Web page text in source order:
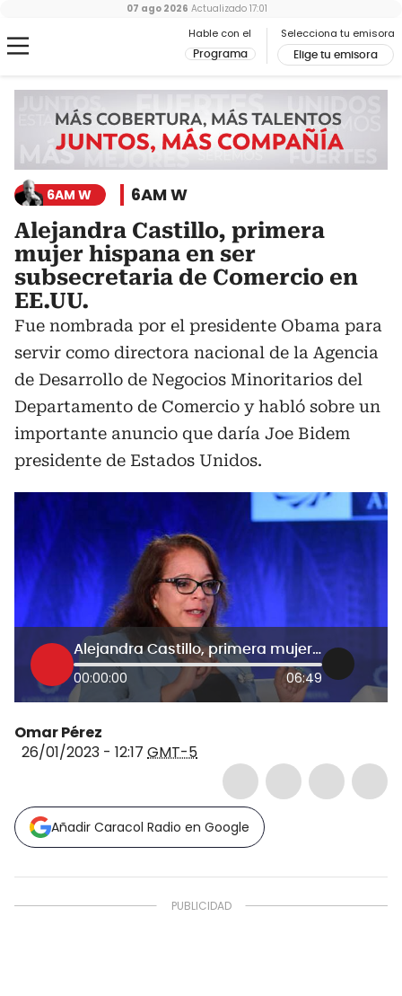
Hable con el
Programa
Selecciona tu emisora
Elige tu emisora
07 ago 2026 Actualizado 17:01
6AM W 6AM W
Alejandra Castillo, primera
mujer hispana en ser
subsecretaria de Comercio en
EE.UU.
Fue nombrada por el presidente Obama para
servir como directora nacional de la Agencia
de Desarrollo de Negocios Minoritarios del
Departamento de Comercio y habló sobre un
importante anuncio que daría Joe Bidem
presidente de Estados Unidos.
Alejandra Castillo, primera mujer hispana en ser subsecretaria de Comercio en EE.UU.
00:00:00 06:49
Omar Pérez
26/01/2023 - 12:17 GMT-5
Añadir Caracol Radio en Google